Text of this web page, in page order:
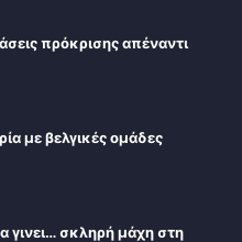
πρόκρισης απέναντι
με βελγικές ομάδες
γινει… σκληρή μάχη στη